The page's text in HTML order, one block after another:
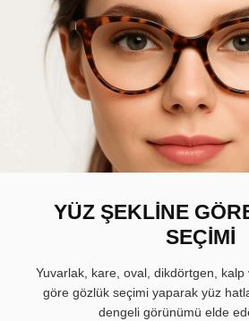
YÜZ ŞEKLİNE
SEÇİMİ
Yuvarlak, kare, oval, dikdörtgen,
göre gözlük seçimi yaparak yüz
dengeli görünümü elde